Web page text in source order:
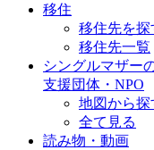
移住
移住先を探
移住先一覧
シングルマザー
支援団体・NPO
地図から探
全て見る
読み物・動画